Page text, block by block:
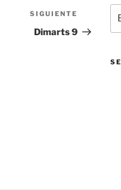
Siguiente
entrada
SIGUIENTE
Dimarts 9